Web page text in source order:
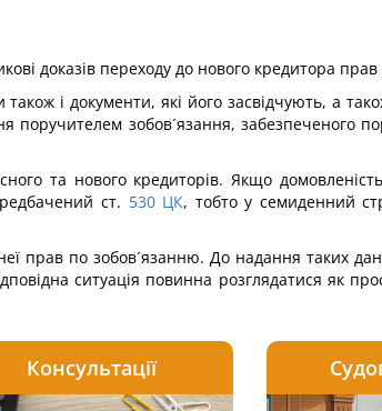
доказів переходу до нового кредитора прав
і документи, які його засвідчують, а
поручителем зобов´язання, забезпеченого
та нового кредиторів. Якщо
ст. 530 ЦК, тобто у семиденний
прав по зобов´язанню. До надання таких
ситуація повинна розглядатися як
Консультації